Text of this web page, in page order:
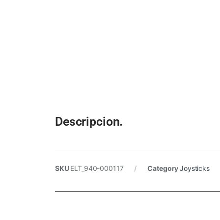
Descripcion.
SKUELT_940-000117 CategoryJoysticks